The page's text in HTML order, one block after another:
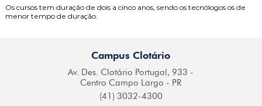
Os cursos tem duração de dois a cinco anos, sendo os tecnólogos os de
menor tempo de duração.
Campus Clotário
Av. Des. Clotário Portugal, 933 -
Centro Campo Largo - PR
(41) 3032-4300